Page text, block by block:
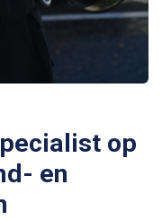
op
en